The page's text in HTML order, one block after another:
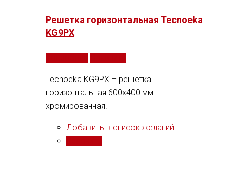
Решетка горизонтальная Tecnoeka
KG9PX
Tecnoeka KG9PX – решетка
горизонтальная 600x400 мм
хромированная.
Добавить в список желаний